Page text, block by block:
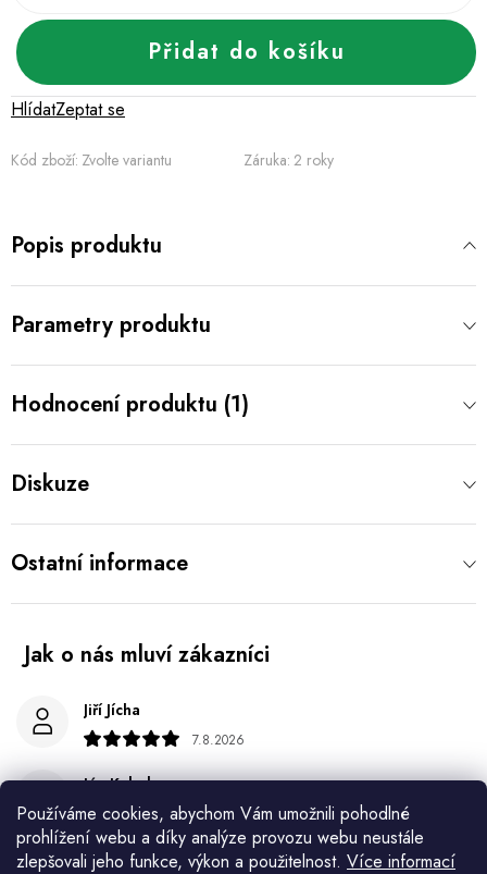
Používáme cookies, abychom Vám umožnili pohodlné
prohlížení webu a díky analýze provozu webu neustále
zlepšovali jeho funkce, výkon a použitelnost. Více informací
Přidat do košíku
Kód zboží: Zvolte variantu Záruka: 2 roky
Zeptat se
Hlídat
Popis produktu
Parametry produktu
Hodnocení produktu (1)
Diskuze
Ostatní informace
Jiří Jícha
7.8.2026
Ján Kubala
7.8.2026
Všetko bolo super ale škoda že návod je len v polsky a